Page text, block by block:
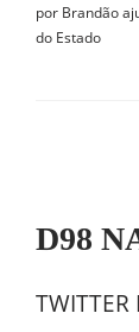
por Brandão
do Estado
D98